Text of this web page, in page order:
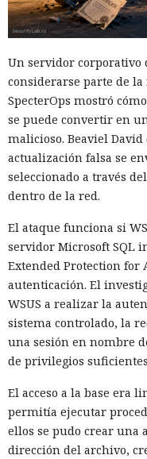
Un servidor corporativo
considerarse parte de
SpecterOps mostró
se puede convertir en
malicioso. Beaviel
actualización falsa se
seleccionado a través
dentro de la red.
El ataque funciona si
servidor Microsoft SQL
Extended Protection for
autenticación. El
WSUS a realizar la
sistema controlado, la
una sesión en nombre
de privilegios
El acceso a la base era
permitía ejecutar
ellos se pudo crear una
dirección del archivo,